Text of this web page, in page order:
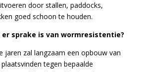
door stallen, paddocks,
goed schoon te houden.
sprake is van wormresistentie?
jaren zal langzaam een opbouw van
tegen bepaalde